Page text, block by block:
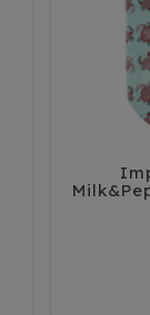
